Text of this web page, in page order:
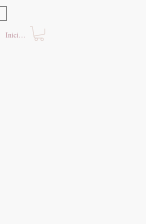
Iniciar sesión